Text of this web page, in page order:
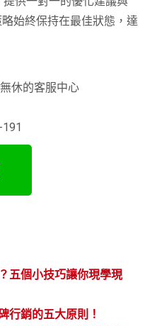
始終保持在最佳狀態，達
休的客服中心
五個小技巧讓你現學現
行銷的五大原則！